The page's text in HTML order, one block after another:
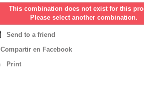
This combination does not exist for this
Please select another combination.
Send to a friend
Compartir en Facebook
Print